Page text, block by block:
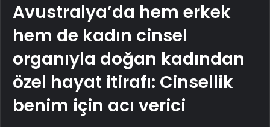
Avustralya’da hem erkek
hem de kadın cinsel
organıyla doğan kadından
özel hayat itirafı: Cinsellik
benim için acı verici